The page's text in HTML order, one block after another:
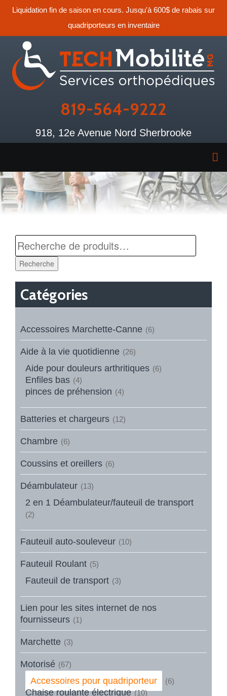
Liquidation fin de saison en cours. Jusqu'à 600$ de rabais sur
quadriporteurs en inventaire
819-564-9222
918, 12e Avenue Nord Sherbrooke
Recherche
Catégories
Accessoires Marchette-Canne (6)
Aide à la vie quotidienne (26)
Aide pour douleurs arthritiques (6)
Enfiles bas (4)
pinces de préhension (4)
Batteries et chargeurs (12)
Chambre (6)
Coussins et oreillers (6)
Déambulateur (13)
2 en 1 Déambulateur/fauteuil de transport
(2)
Fauteuil auto-souleveur (10)
Fauteuil Roulant (5)
Fauteuil de transport (3)
Lien pour les sites internet de nos
fournisseurs (1)
Marchette (3)
Motorisé (67)
Accessoires pour quadriporteur (6)
Chaise roulante électrique (10)